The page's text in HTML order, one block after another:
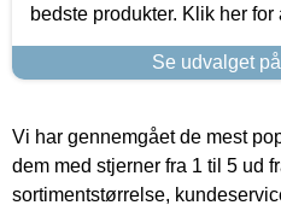
bedste produkter. Klik her
Se udvalget
Vi har gennemgået de mest
dem med stjerner fra 1 til 5 ud
sortimentstørrelse,